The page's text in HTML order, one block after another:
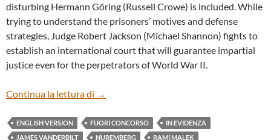
disturbing Hermann Göring (Russell Crowe) is included. While
trying to understand the prisoners’ motives and defense
strategies, Judge Robert Jackson (Michael Shannon) fights to
establish an international court that will guarantee impartial
justice even for the perpetrators of World War II.
Continua la lettura di “NUREMBERG” BY JAMES VANDERBILT
→
ENGLISH VERSION FUORI CONCORSO
IN EVIDENZA
JAMES VANDERBILT
NUREMBERG
RAMI MALEK